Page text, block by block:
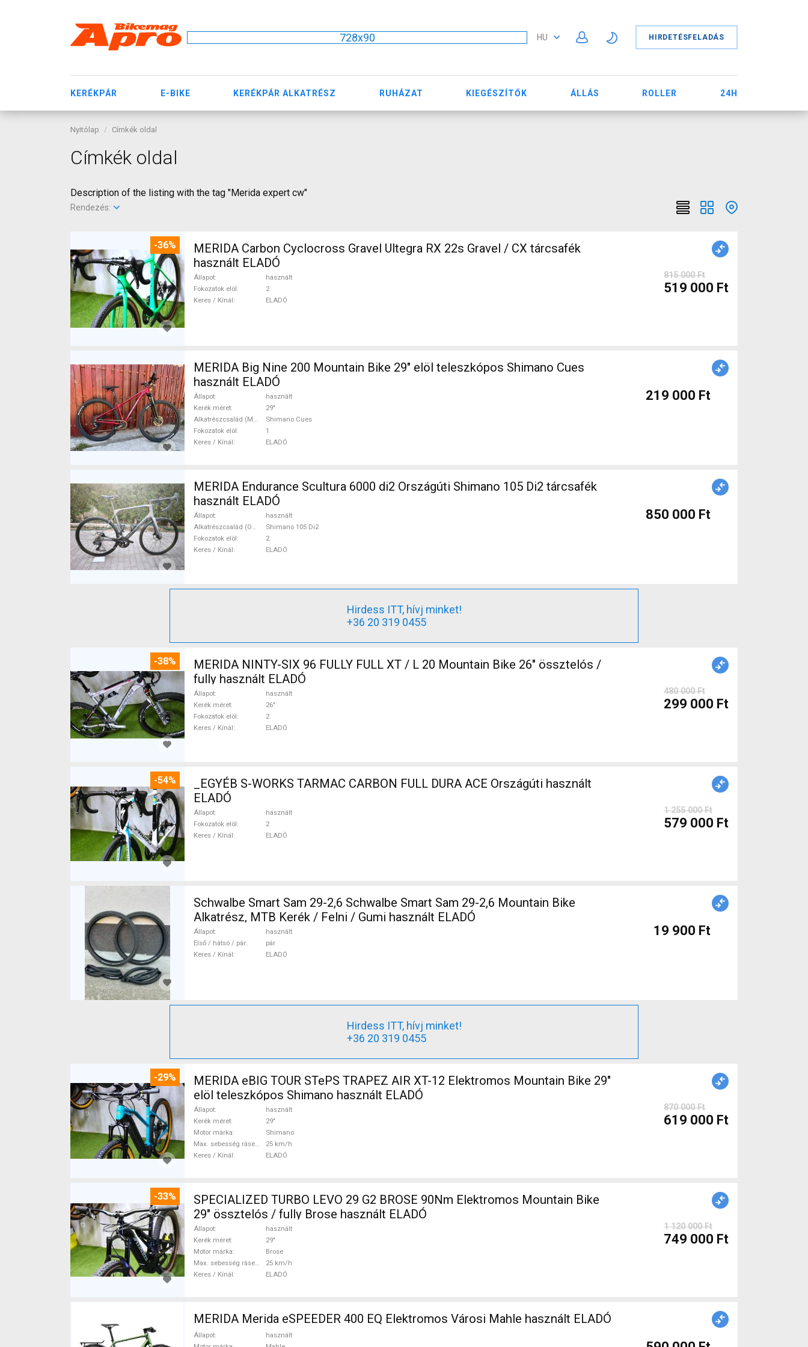
728x90 HU HIRDETÉSFELADÁS
KERÉKPÁR E-BIKE KERÉKPÁR ALKATRÉSZ RUHÁZAT KIEGÉSZÍTŐK ÁLLÁS ROLLER 24H
Nyitólap Címkék oldal
Címkék oldal
Description of the listing with the tag "Merida expert cw"
Rendezés:
-36%
MERIDA Carbon Cyclocross Gravel Ultegra RX 22s Gravel / CX tárcsafék
használt ELADÓ
Állapot
használt
Fokozatok elöl
2
Keres / Kínál
ELADÓ
815 000 Ft
519 000 Ft
MERIDA Big Nine 200 Mountain Bike 29" elöl teleszkópos Shimano Cues
használt ELADÓ
Állapot
használt
Kerék méret
29"
Alkatrészcsalád (MTB)
Shimano Cues
Fokozatok elöl
1
Keres / Kínál
ELADÓ
219 000 Ft
MERIDA Endurance Scultura 6000 di2 Országúti Shimano 105 Di2 tárcsafék
használt ELADÓ
Állapot
használt
Alkatrészcsalád (Outi)
Shimano 105 Di2
Fokozatok elöl
2
Keres / Kínál
ELADÓ
850 000 Ft
Hirdess ITT, hívj minket!
+36 20 319 0455
-38%
MERIDA NINTY-SIX 96 FULLY FULL XT / L 20 Mountain Bike 26" össztelós /
fully használt ELADÓ
Állapot
használt
Kerék méret
26"
Fokozatok elöl
2
Keres / Kínál
ELADÓ
480 000 Ft
299 000 Ft
-54%
_EGYÉB S-WORKS TARMAC CARBON FULL DURA ACE Országúti használt
ELADÓ
Állapot
használt
Fokozatok elöl
2
Keres / Kínál
ELADÓ
1 255 000 Ft
579 000 Ft
Schwalbe Smart Sam 29-2,6 Schwalbe Smart Sam 29-2,6 Mountain Bike
Alkatrész, MTB Kerék / Felni / Gumi használt ELADÓ
Állapot
használt
Első / hátsó / pár
pár
Keres / Kínál
ELADÓ
19 900 Ft
Hirdess ITT, hívj minket!
+36 20 319 0455
-29%
MERIDA eBIG TOUR STePS TRAPEZ AIR XT-12 Elektromos Mountain Bike 29"
elöl teleszkópos Shimano használt ELADÓ
Állapot
használt
Kerék méret
29"
Motor márka
Shimano
Max. sebesség rásegítéssel
25 km/h
Keres / Kínál
ELADÓ
870 000 Ft
619 000 Ft
-33%
SPECIALIZED TURBO LEVO 29 G2 BROSE 90Nm Elektromos Mountain Bike
29" össztelós / fully Brose használt ELADÓ
Állapot
használt
Kerék méret
29"
Motor márka
Brose
Max. sebesség rásegítéssel
25 km/h
Keres / Kínál
ELADÓ
1 120 000 Ft
749 000 Ft
MERIDA Merida eSPEEDER 400 EQ Elektromos Városi Mahle használt ELADÓ
Állapot
használt